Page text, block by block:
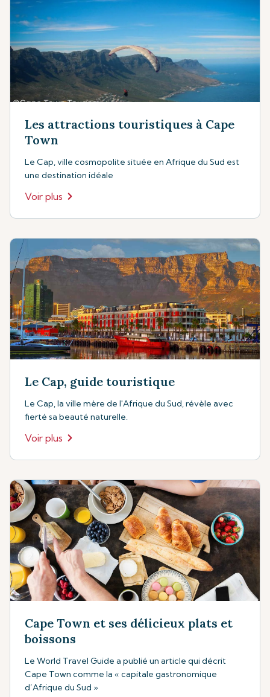
Les attractions touristiques à Cape
Town
Le Cap, ville cosmopolite située en Afrique du Sud est
une destination idéale
Voir plus
Le Cap, guide touristique
Le Cap, la ville mère de l'Afrique du Sud, révèle avec
fierté sa beauté naturelle.
Voir plus
Cape Town et ses délicieux plats et
boissons
Le World Travel Guide a publié un article qui décrit
Cape Town comme la « capitale gastronomique
d’Afrique du Sud »